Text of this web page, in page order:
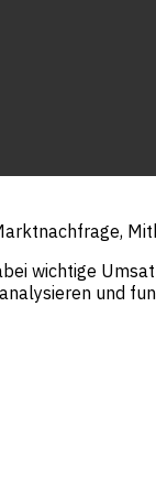
wichtige
und